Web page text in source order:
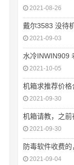
2021-08-26
戴尔3583 没待
2021-09-03
水冷INWIN909
2021-10-05
机箱求推荐价
2021-09-30
机箱请教，之
2021-09-30
防毒软件收费
2021-09-04